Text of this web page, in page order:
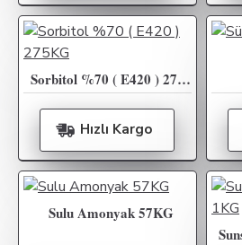
Sorbitol %70 ( E420 ) 275KG
Hızlı Kargo
Sulu Amonyak 57KG